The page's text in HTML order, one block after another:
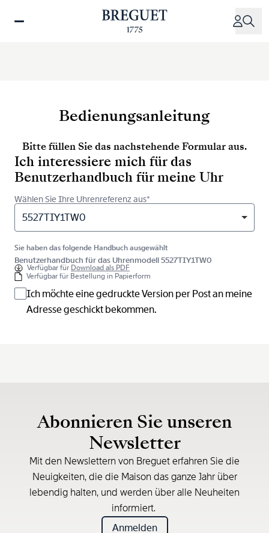
zum
Bedienungsanleitung
Bitte füllen Sie das nachstehende Formular aus.
Ich interessiere mich für das
Benutzerhandbuch für meine Uhr
Wählen Sie Ihre Uhrenreferenz aus*
5527TIY1TW0
Sie haben das folgende Handbuch ausgewählt
Benutzerhandbuch für das Uhrenmodell 5527TIY1TW0
Verfügbar für Download als PDF
Verfügbar für Bestellung in Papierform
Ich möchte eine gedruckte Version per Post an meine
Adresse geschickt bekommen.
Abonnieren Sie unseren
Newsletter
Mit den Newslettern von Breguet erfahren Sie die
Neuigkeiten, die die Maison das ganze Jahr über
lebendig halten, und werden über alle Neuheiten
informiert.
Anmelden